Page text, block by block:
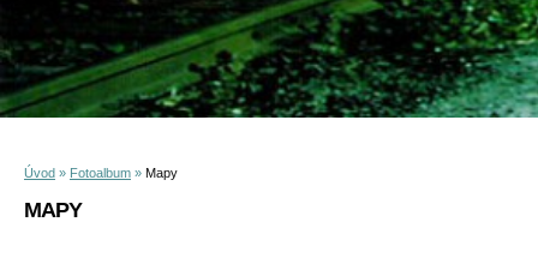
Úvod » Fotoalbum » Mapy
MAPY